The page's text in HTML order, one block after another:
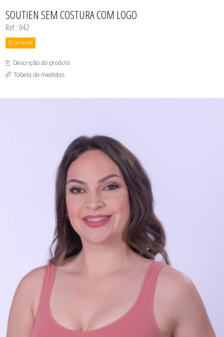
MATERNIDADE
SEM COSTURA
SOUTIEN SEM COSTURA COM LOGO
Ref.: 042
20 % OFF
Descrição do produto
Tabela de medidas